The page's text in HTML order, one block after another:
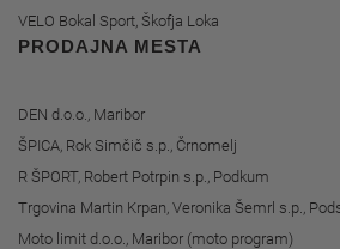
VELO Bokal Sport, Škofja Loka
PRODAJNA MESTA
DEN d.o.o., Maribor
ŠPICA, Rok Simčič s.p., Črnomelj
R ŠPORT, Robert Potrpin s.p., Podkum
Trgovina Martin Krpan, Veronika Šemrl s.p.,
Moto limit d.o.o., Maribor (moto program)